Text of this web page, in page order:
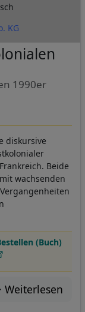
KG
1990er
diskursive
Beide
wachsenden
(Buch)
Weiterlesen